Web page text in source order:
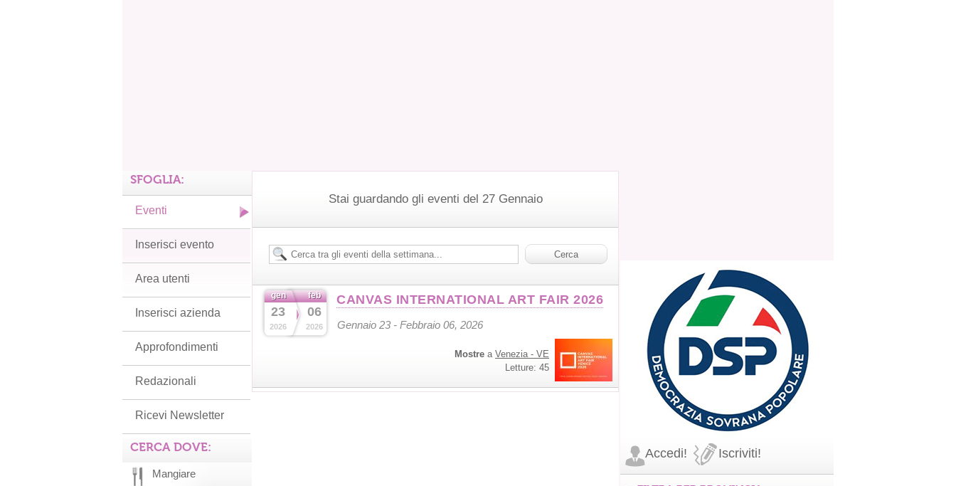
Stai guardando gli eventi del 27 Gennaio
gen
23
2026
feb
06
2026
CANVAS INTERNATIONAL ART FAIR 2026
Gennaio 23 - Febbraio 06, 2026
Mostre a Venezia - VE
Letture: 45
SFOGLIA:
Eventi
Inserisci evento
Area utenti
Inserisci azienda
Approfondimenti
Redazionali
Ricevi Newsletter
CERCA DOVE:
Mangiare
Accedi! Iscriviti!